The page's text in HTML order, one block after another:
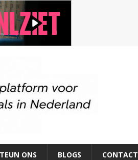
ONS BLOGS CONTACT